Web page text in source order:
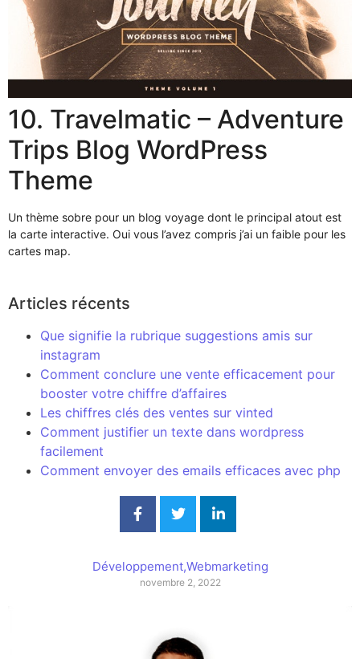
10. Travelmatic – Adventure
Trips Blog WordPress
Theme
Un thème sobre pour un blog voyage dont le principal atout est
la carte interactive. Oui vous l’avez compris j’ai un faible pour les
cartes map.
Articles récents
Que signifie la rubrique suggestions amis sur
instagram
Comment conclure une vente efficacement pour
booster votre chiffre d’affaires
Les chiffres clés des ventes sur vinted
Comment justifier un texte dans wordpress
facilement
Comment envoyer des emails efficaces avec php
Développement,Webmarketing
novembre 2, 2022